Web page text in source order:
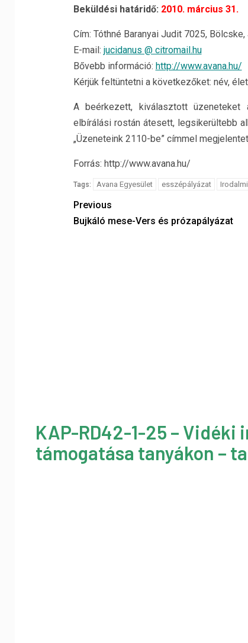
Beküldési határidő: 2010. március 31.
Cím: Tóthné Baranyai Judit 7025,
E-mail: jucidanus @ citromail.hu
Bővebb információ: http://www.avana.hu/
Kérjük feltüntetni a következőket: név,
A beérkezett, kiválasztott
elbírálási rostán átesett, legsikerültebb
„Üzeneteink 2110-be” címmel
Forrás: http://www.avana.hu/
Tags: Avana Egyesület esszépályázat
Previous
Bujkáló mese-Vers és prózapályázat
KAP-RD42-1-25 –
támogatása tanyákon –